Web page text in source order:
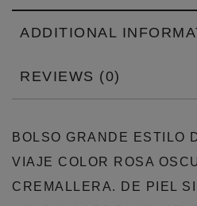
ADDITIONAL
REVIEWS (0)
BOLSO GRANDE ESTILO
VIAJE COLOR ROSA
CREMALLERA. DE PIEL